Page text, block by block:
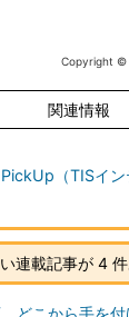
Copyright ©
関連情報
（TISイ
連載記事が 4